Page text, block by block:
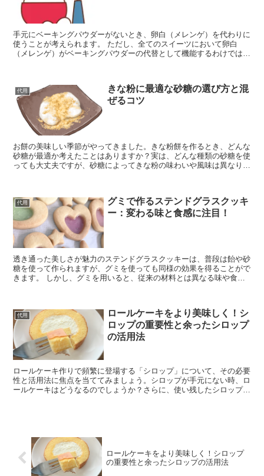
手元にベーキングパウダーがないとき、卵白（メレンゲ）を代わりに
使うことが考えられます。 ただし、全てのスイーツにおいて卵白
（メレンゲ）がベーキングパウダーの代替として機能するわけではな
代用
きな粉に最適な砂糖の選び方と混
ぜるコツ
お餅の美味しい季節がやってきました。きな粉餅を作るとき、どんな
砂糖が最適か考えたことはありますか？実は、どんな種類の砂糖を使
っても大丈夫ですが、砂糖によってきな粉の味わいや風味は異なりま
代用
グミで作るステンドグラスクッキ
ー：変わる味と食感に注目！
透き通った美しさが魅力のステンドグラスクッキーは、普段は飴や砂
糖を使って作られますが、グミを使っても同様の効果を得ることがで
きます。 しかし、グミを用いると、従来の材料とは異なる味や食感
代用
ロールケーキをより美味しく！シ
ロップの重要性と余ったシロップ
の活用法
ロールケーキ作りで頻繁に登場する「シロップ」について、その必要
性と活用法に焦点を当ててみましょう。シロップが手元にない時、ロ
ールケーキはどうなるのでしょうか？さらに、使い残したシロップ
ロールケーキをより美味しく！シロップ
の重要性と余ったシロップの活用法